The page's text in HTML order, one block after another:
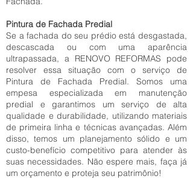
Pintura de Fachada Predial
Se a fachada do seu prédio está desgastada,
descascada ou com uma aparência
ultrapassada, a RENOVO REFORMAS pode
resolver essa situação com o serviço de
Pintura de Fachada Predial. Somos uma
empesa especializada em manutenção
predial e garantimos um serviço de alta
qualidade e durabilidade, utilizando materiais
de primeira linha e técnicas avançadas. Além
disso, temos um planejamento sólido e um
custo-benefício competitivo para atender às
suas necessidades. Não espere mais, faça já
um orçamento e proteja seu patrimônio!